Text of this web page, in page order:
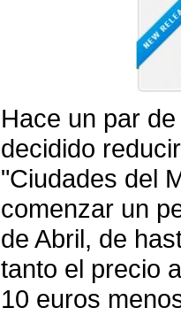
Hace un par
decidido
"Ciudades del
comenzar un
de Abril, de
tanto el precio
10 euros